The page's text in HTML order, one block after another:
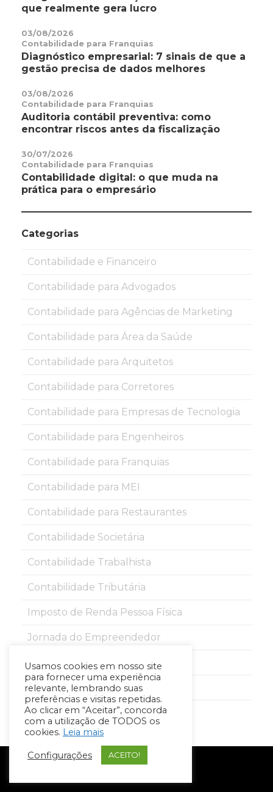
que realmente gera lucro
03/08/2026
Contabilidade para Franquias
Diagnóstico empresarial: 7 sinais de que a
gestão precisa de dados melhores
03/08/2026
Contabilidade para Franquias
Auditoria contábil preventiva: como
encontrar riscos antes da fiscalização
30/07/2026
Contabilidade para Franquias
Contabilidade digital: o que muda na
prática para o empresário
Categorias
Contabilidade e Financeiro
Contabilidade para Advogados
Contabilidade para Agências de Marketing
Contabilidade para Área da Saúde
Contabilidade para Arquitetos
Contabilidade para Corretores
Contabilidade para Empresas de Tecnologia
Contabilidade para Engenheiros
Contabilidade para Franquias
Contabilidade para MEI
Contabilidade para Restaurantes
Contabilidade Societária
Contabilidade Trabalhista
Contabilidade Tributária
Imposto de Renda Pessoa Física
Jornada do Empreendedor
Notícias de COVID-19
Reforma Tributária
Tudo sobre sua Contabilidade
Usamos cookies em nosso site
para fornecer uma experiência
relevante, lembrando suas
preferências e visitas repetidas.
Ao clicar em “Aceitar”, concorda
com a utilização de TODOS os
cookies. Leia mais
Configurações ACEITO!